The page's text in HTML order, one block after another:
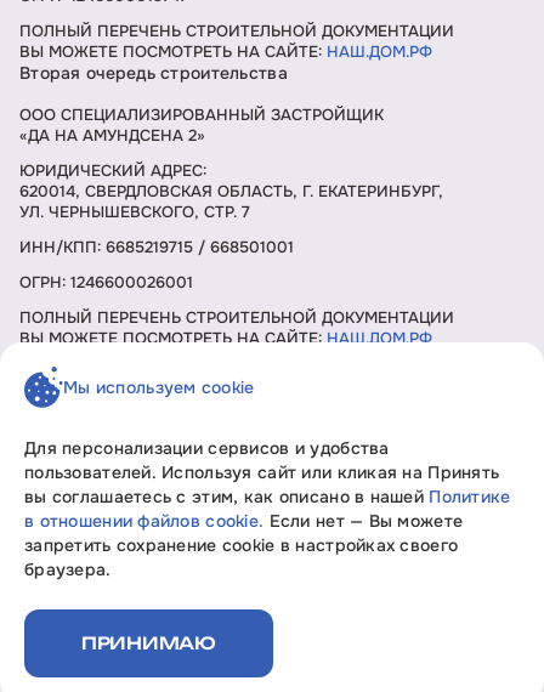
ПОЛНЫЙ ПЕРЕЧЕНЬ СТРОИТЕЛЬНОЙ ДОКУМЕНТАЦИИ
ВЫ МОЖЕТЕ ПОСМОТРЕТЬ НА САЙТЕ: НАШ.ДОМ.РФ
Вторая очередь строительства
ООО СПЕЦИАЛИЗИРОВАННЫЙ ЗАСТРОЙЩИК
«ДА НА АМУНДСЕНА 2»
ЮРИДИЧЕСКИЙ АДРЕС:
620014, СВЕРДЛОВСКАЯ ОБЛАСТЬ, Г. ЕКАТЕРИНБУРГ,
УЛ. ЧЕРНЫШЕВСКОГО, СТР. 7
ИНН/КПП: 6685219715 / 668501001
ОГРН: 1246600026001
ПОЛНЫЙ ПЕРЕЧЕНЬ СТРОИТЕЛЬНОЙ ДОКУМЕНТАЦИИ
ВЫ МОЖЕТЕ ПОСМОТРЕТЬ НА САЙТЕ: НАШ.ДОМ.РФ
Девелопмент без границ «Свобода мысли»
Вся информация, представленная на данном сайте, носит
исключительно информационный характер, не является
офертой или публичной офертой согласно ст. 435, п. 2 ст.
Документы на строительство
Мы используем cookie
Для персонализации сервисов и удобства
пользователей. Используя сайт или кликая на Принять
вы соглашаетесь с этим, как описано в нашей Политике
в отношении файлов cookie. Если нет — Вы можете
запретить сохранение cookie в настройках своего
браузера.
ПРИНИМАЮ